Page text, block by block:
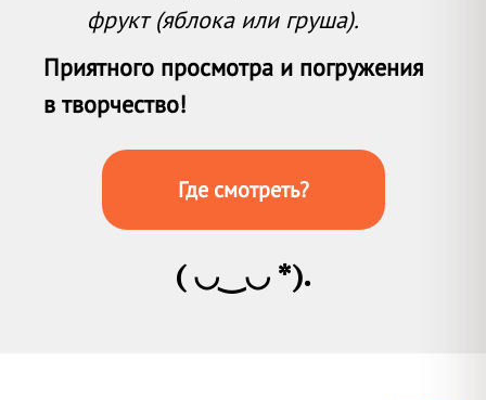
фрукт (яблока или груша).
Приятного просмотра и погружения
в творчество!
Где смотреть?
( ◡‿◡ *).